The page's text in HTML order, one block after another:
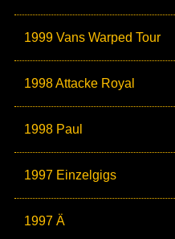
1999 Vans Warped Tour
1998 Attacke Royal
1998 Paul
1997 Einzelgigs
1997 Ä